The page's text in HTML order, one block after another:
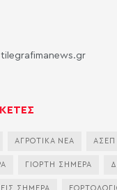
tilegrafimanews.gr
ΑΓΡΟΤΙΚΑ ΝΕΑ ΑΣΕΠ
ΓΙΟΡΤΗ ΣΗΜΕΡΑ
ΣΗΜΕΡΑ